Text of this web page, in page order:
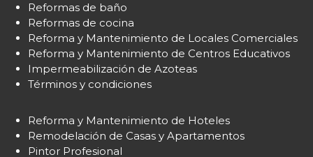
Reformas de baño
Reformas de cocina
Reforma y Mantenimiento de Locales Comerciales
Reforma y Mantenimiento de Centros Educativos
Impermeabilización de Azoteas
Términos y condiciones
Reforma y Mantenimiento de Hoteles
Remodelación de Casas y Apartamentos
Pintor Profesional